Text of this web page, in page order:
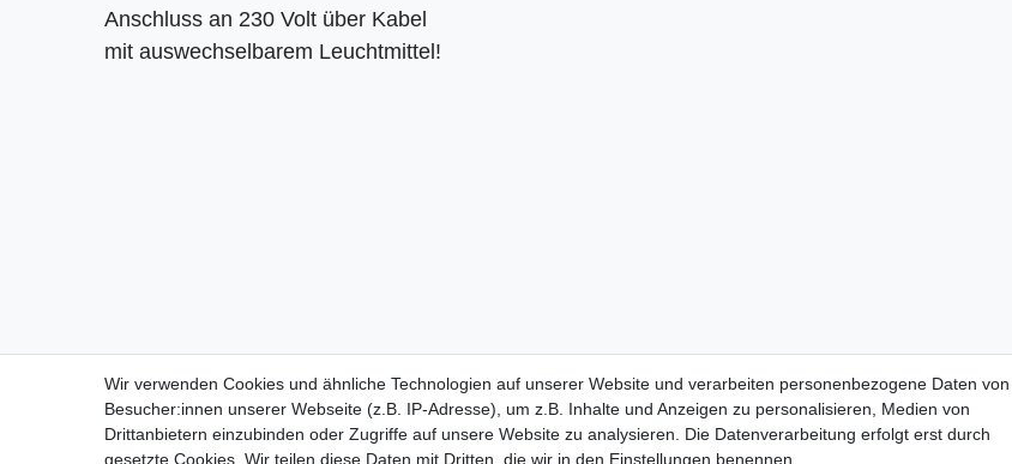
Anschluss an 230 Volt über Kabel
mit auswechselbarem Leuchtmittel!
Wir verwenden Cookies und ähnliche Technologien auf unserer Website und verarbeiten personenbezogene Daten von
Besucher:innen unserer Webseite (z.B. IP-Adresse), um z.B. Inhalte und Anzeigen zu personalisieren, Medien von
Drittanbietern einzubinden oder Zugriffe auf unsere Website zu analysieren. Die Datenverarbeitung erfolgt erst durch
gesetzte Cookies. Wir teilen diese Daten mit Dritten, die wir in den Einstellungen benennen.
Impressum Daten­schutz­erklärung AGB Barrierefreiheitserklärung Widerrufs­recht
Wir verwenden Cookies und ähnliche Technologien auf unserer Website und verarbeiten personenbezogene Daten von
Besucher:innen unserer Webseite (z.B. IP-Adresse), um z.B. Inhalte und Anzeigen zu personalisieren, Medien von
Drittanbietern einzubinden oder Zugriffe auf unsere Website zu analysieren. Die Datenverarbeitung erfolgt erst durch
gesetzte Cookies. Wir teilen diese Daten mit Dritten, die wir in den Einstellungen benennen.